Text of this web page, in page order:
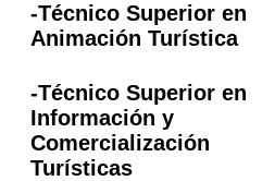
-Técnico Superior en
Animación Turística
-Técnico Superior en
Información y
Comercialización
Turísticas